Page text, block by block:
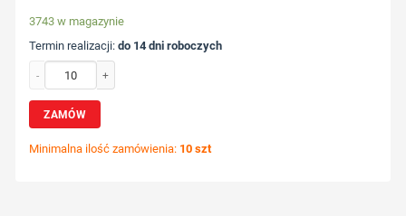
3743 w magazynie
Termin realizacji:do 14 dni roboczych
ZAMÓW
Minimalna ilość zamówienia: 10 szt